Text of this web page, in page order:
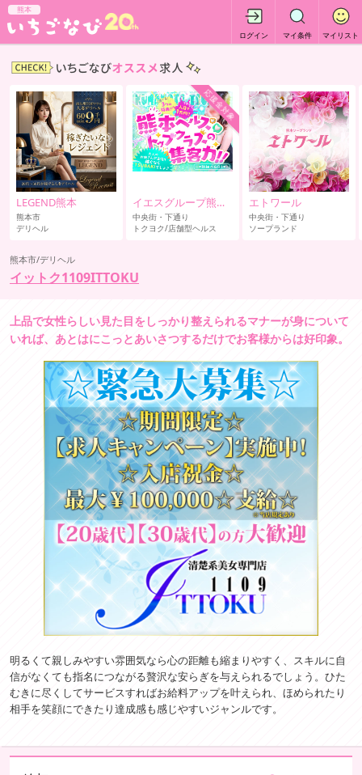
熊本
ログイン マイ条件 マイリスト
LEGEND熊本
熊本市
デリヘル
応援金対象
イエスグループ熊本 TSUBAKI
中央街・下通り
トクヨク/店舗型ヘルス
エトワール
中央街・下通り
ソープランド
熊本市/デリヘル
イットク1109ITTOKU
上品で女性らしい見た目をしっかり整えられるマナーが身について
いれば、あとはにこっとあいさつするだけでお客様からは好印象。
明るくて親しみやすい雰囲気なら心の距離も縮まりやすく、スキルに自
信がなくても指名につながる贅沢な安らぎを与えられるでしょう。ひた
むきに尽くしてサービスすればお給料アップを叶えられ、ほめられたり
相手を笑顔にできたり達成感も感じやすいジャンルです。